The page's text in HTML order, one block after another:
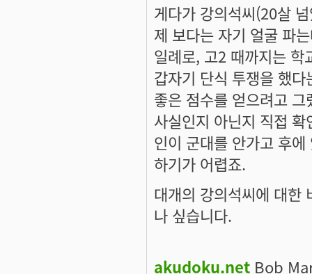
게다가 강의석씨(20살
제 보다는 자기 얼굴 파
일례로, 고2 때까지는 학
갑자기 단식 투쟁을 했
좋은 점수를 얻으려고
사실인지 아닌지 직접
인이 군대를 안가고 후
하기가 어렵죠.
대개의 강의석씨에 대한
나 싶습니다.
akudoku.net Bob